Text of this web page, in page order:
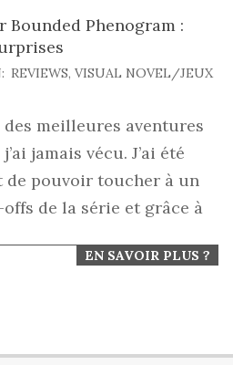
Bounded Phenogram :
REVIEWS,VISUAL NOVEL/JEUX
des meilleures aventures
jamais vécu. J’ai été
de pouvoir toucher à un
de la série et grâce à
EN SAVOIR PLUS ?